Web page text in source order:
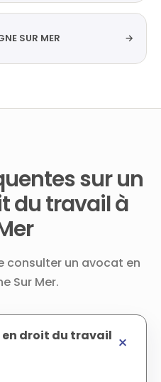
SUR MER →
sur un
du travail à
consulter un avocat en
Sur Mer.
droit du travail